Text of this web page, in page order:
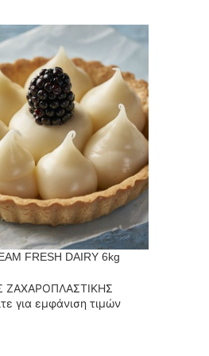
FRESH DAIRY 6kg
ΖΑΧΑΡΟΠΛΑΣΤΙΚΗΣ
για εμφάνιση τιμών